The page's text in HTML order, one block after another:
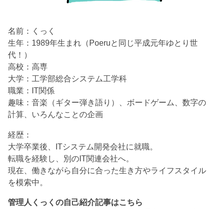
名前：くっく
生年：1989年生まれ（Poeruと同じ平成元年ゆとり世
代！）
高校：高専
大学：工学部総合システム工学科
職業：IT関係
趣味：音楽（ギター弾き語り）、ボードゲーム、数字の
計算、いろんなことの企画
経歴：
大学卒業後、ITシステム開発会社に就職。
転職を経験し、別のIT関連会社へ。
現在、働きながら自分に合った生き方やライフスタイル
を模索中。
管理人くっくの自己紹介記事はこちら